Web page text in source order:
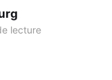
lecture